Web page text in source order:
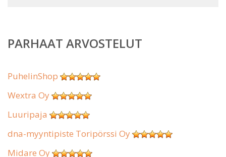
PARHAAT ARVOSTELUT
PuhelinShop
Wextra Oy
Luuripaja
dna-myyntipiste Toripörssi Oy
Midare Oy